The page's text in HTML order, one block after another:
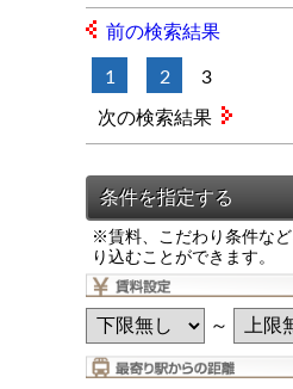
前の検索結果
1 2 3
※賃料、こだわり条件な
り込むことができます。
～